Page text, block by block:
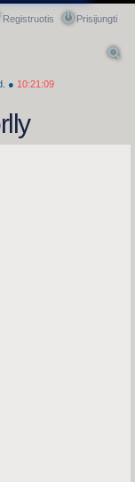
Prisijungti
Registruotis
● 10:21:09